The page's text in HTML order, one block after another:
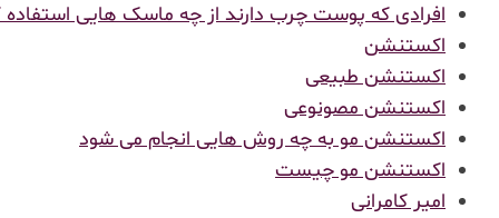
افرادی که پوست چرب دارند از چه ماسک هایی استفاده
اکستنشن
اکستنشن طبیعی
اکستنشن مصونوعی
اکستنشن مو به چه روش هایی انجام می شود
اکستنشن مو چیست
امیر کامرانی